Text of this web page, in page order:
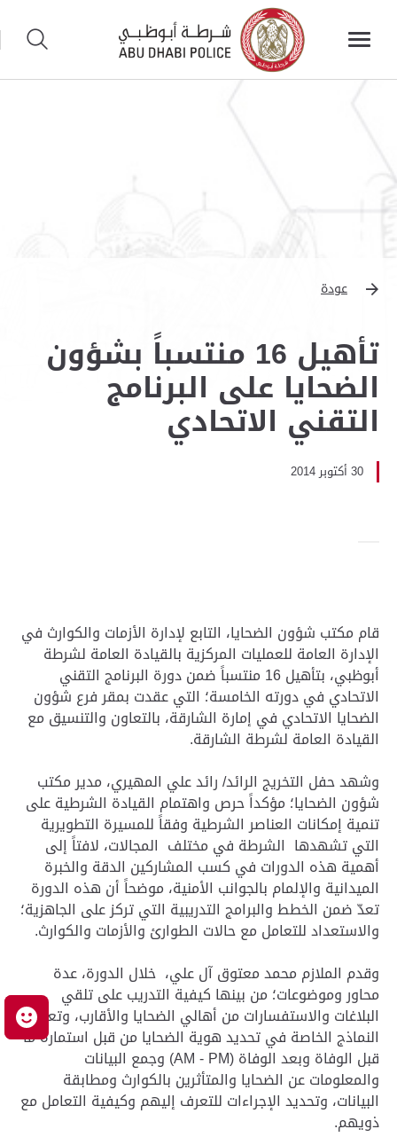
عودة
تأهيل 16 منتسباً بشؤون
الضحايا على البرنامج
التقني الاتحادي
30 أكتوبر 2014
قام مكتب شؤون الضحايا، التابع لإدارة الأزمات والكوارث في
الإدارة العامة للعمليات المركزية بالقيادة العامة لشرطة
أبوظبي، بتأهيل 16 منتسباً ضمن دورة البرنامج التقني
الاتحادي في دورته الخامسة؛ التي عقدت بمقر فرع شؤون
الضحايا الاتحادي في إمارة الشارقة، بالتعاون والتنسيق مع
القيادة العامة لشرطة الشارقة.
وشهد حفل التخريج الرائد/ رائد علي المهيري، مدير مكتب
شؤون الضحايا؛ مؤكداً حرص واهتمام القيادة الشرطية على
تنمية إمكانات العناصر الشرطية وفقاً للمسيرة التطويرية
التي تشهدها الشرطة في مختلف المجالات، لافتاً إلى
أهمية هذه الدورات في كسب المشاركين الدقة والخبرة
الميدانية والإلمام بالجوانب الأمنية، موضحاً أن هذه الدورة
تعدّ ضمن الخطط والبرامج التدريبية التي تركز على الجاهزية؛
والاستعداد للتعامل مع حالات الطوارئ والأزمات والكوارث.
وقدم الملازم محمد معتوق آل علي، خلال الدورة، عدة
محاور وموضوعات؛ من بينها كيفية التدريب على تلقي
البلاغات والاستفسارات من أهالي الضحايا والأقارب، وتعبئة
النماذج الخاصة في تحديد هوية الضحايا من قبل استمارة ما
قبل الوفاة وبعد الوفاة (AM - PM) وجمع البيانات
والمعلومات عن الضحايا والمتأثرين بالكوارث ومطابقة
البيانات، وتحديد الإجراءات للتعرف إليهم وكيفية التعامل مع
ذويهم.